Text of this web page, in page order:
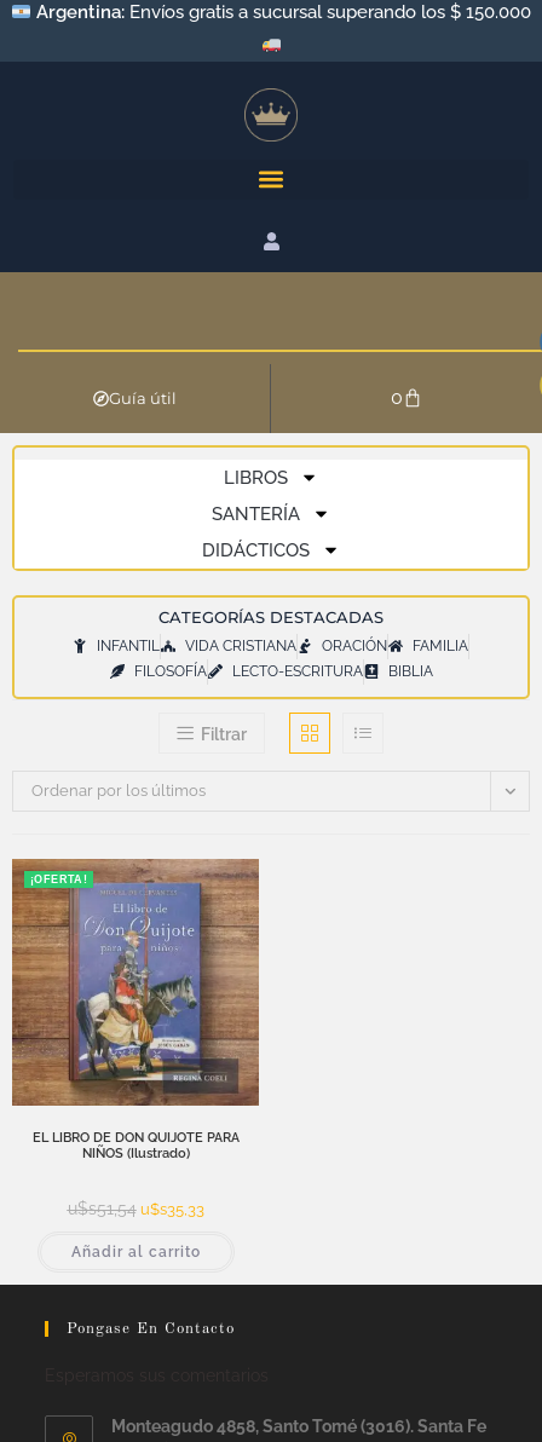
Argentina: Envíos gratis a sucursal superando los $ 150.000
Guía útil 0
LIBROS
SANTERÍA
DIDÁCTICOS
CATEGORÍAS DESTACADAS
INFANTIL VIDA CRISTIANA ORACIÓN
FAMILIA
FILOSOFÍA
LECTO-ESCRITURA BIBLIA
Filtrar
Ordenar por los últimos
¡OFERTA!
EL LIBRO DE DON QUIJOTE PARA
NIÑOS (Ilustrado)
u$s51,54 u$s35,33
Añadir al carrito
Pongase En Contacto
Monteagudo 4858, Santo Tomé (3016). Santa Fe